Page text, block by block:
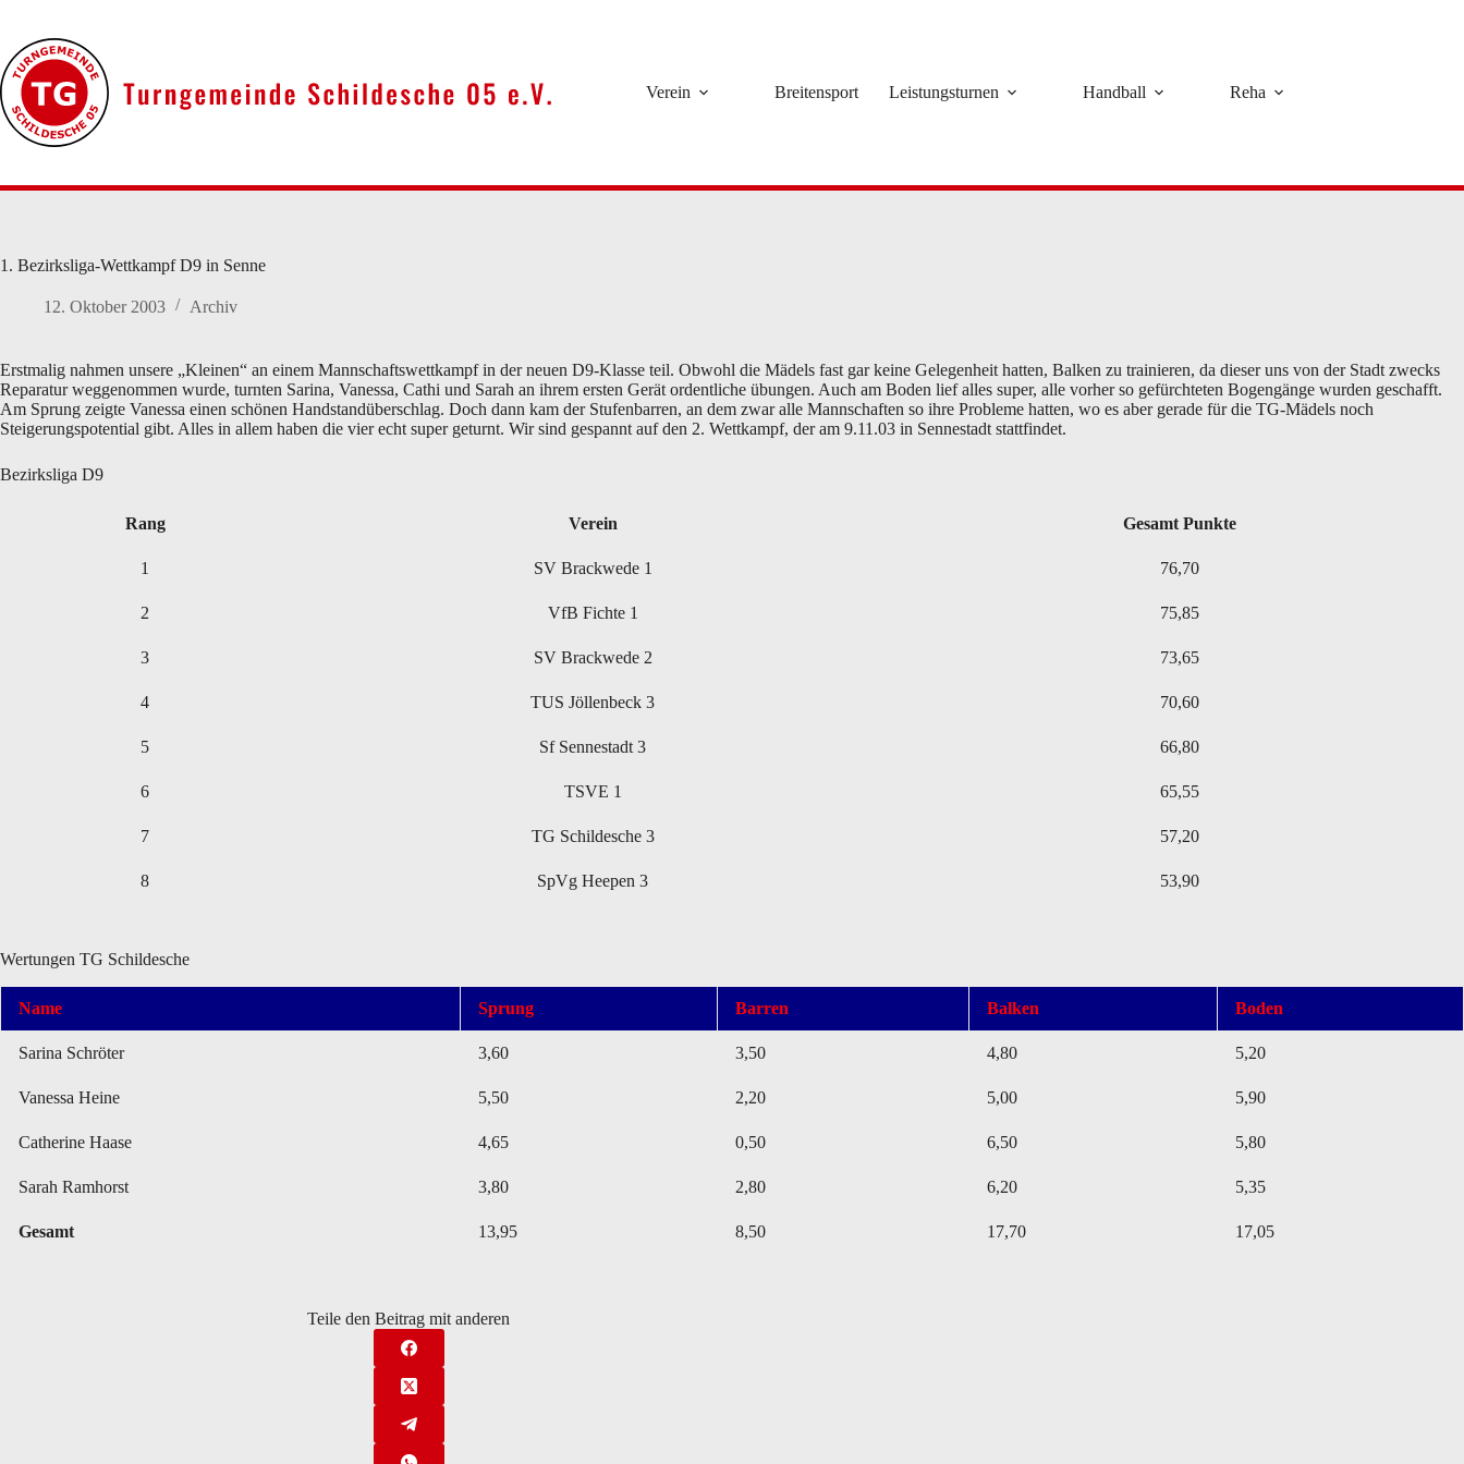
springen
Verein Breitensport Leistungsturnen Handball Reha
1. Bezirksliga-Wettkampf D9 in Senne
12. Oktober 2003 Archiv
Erstmalig nahmen unsere „Kleinen“ an einem Mannschaftswettkampf in der neuen D9-Klasse teil. Obwohl die Mädels fast gar keine Gelegenheit hatten, Balken zu trainieren, da dieser uns von der Stadt zwecks
Reparatur weggenommen wurde, turnten Sarina, Vanessa, Cathi und Sarah an ihrem ersten Gerät ordentliche übungen. Auch am Boden lief alles super, alle vorher so gefürchteten Bogengänge wurden geschafft.
Am Sprung zeigte Vanessa einen schönen Handstandüberschlag. Doch dann kam der Stufenbarren, an dem zwar alle Mannschaften so ihre Probleme hatten, wo es aber gerade für die TG-Mädels noch
Steigerungspotential gibt. Alles in allem haben die vier echt super geturnt. Wir sind gespannt auf den 2. Wettkampf, der am 9.11.03 in Sennestadt stattfindet.
Bezirksliga D9
Rang Verein Gesamt Punkte
1 SV Brackwede 1 76,70
2 VfB Fichte 1 75,85
3 SV Brackwede 2 73,65
4 TUS Jöllenbeck 3 70,60
5 Sf Sennestadt 3 66,80
6 TSVE 1 65,55
7 TG Schildesche 3 57,20
8 SpVg Heepen 3 53,90
Wertungen TG Schildesche
Name Sprung Barren Balken Boden
Sarina Schröter 3,60 3,50 4,80 5,20
Vanessa Heine 5,50 2,20 5,00 5,90
Catherine Haase 4,65 0,50 6,50 5,80
Sarah Ramhorst 3,80 2,80 6,20 5,35
Gesamt 13,95 8,50 17,70 17,05
Teile den Beitrag mit anderen